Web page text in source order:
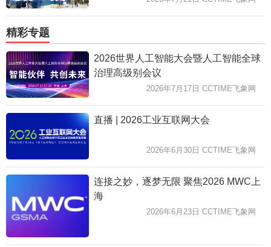
精彩专题
2026世界人工智能大会暨人工智能全球
治理高级别会议
2026年7月17日 CCTIME飞象网
直播 | 2026工业互联网大会
2026年6月30日 CCTIME飞象网
连接之妙，逐梦无限 聚焦2026 MWC上
海
2026年6月23日 CCTIME飞象网